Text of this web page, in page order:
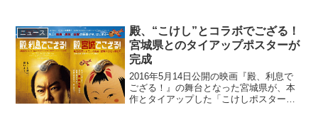
ら順次全国の映画館で公開となります。
この...
ニュース
殿、“こけし”とコラボでござる！
宮城県とのタイアップポスターが
完成
2016年5月14日公開の映画『殿、利息で
ござる！』の舞台となった宮城県が、本
作とタイアップした「こけしポスター」